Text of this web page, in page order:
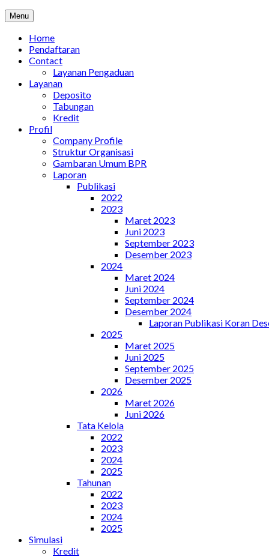
Menu
Home
Pendaftaran
Contact
Layanan Pengaduan
Layanan
Deposito
Tabungan
Kredit
Profil
Company Profile
Struktur Organisasi
Gambaran Umum BPR
Laporan
Publikasi
2022
2023
Maret 2023
Juni 2023
September 2023
Desember 2023
2024
Maret 2024
Juni 2024
September 2024
Desember 2024
Laporan Publikasi Koran
2025
Maret 2025
Juni 2025
September 2025
Desember 2025
2026
Maret 2026
Juni 2026
Tata Kelola
2022
2023
2024
2025
Tahunan
2022
2023
2024
2025
Simulasi
Kredit